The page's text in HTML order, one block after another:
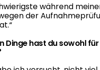
während
der
“
Dinge hast du sowohl